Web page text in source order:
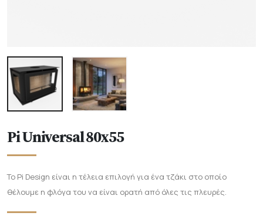
Pi Universal 80x55
Το Pi Design είναι η τέλεια επιλογή για ένα τζάκι στο οποίο
θέλουμε η φλόγα του να είναι ορατή από όλες τις πλευρές.